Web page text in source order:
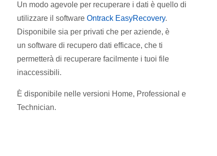
Un modo agevole per recuperare i dati è quello di
utilizzare il software Ontrack EasyRecovery.
Disponibile sia per privati che per aziende, è
un software di recupero dati efficace, che ti
permetterà di recuperare facilmente i tuoi file
inaccessibili.
È disponibile nelle versioni Home, Professional e
Technician.